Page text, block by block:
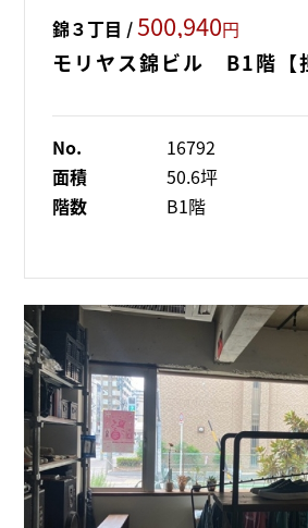
錦３丁目 /500,940円
モリヤス錦ビル B1階【
No.
16792
面積
50.6坪
階数
B1階